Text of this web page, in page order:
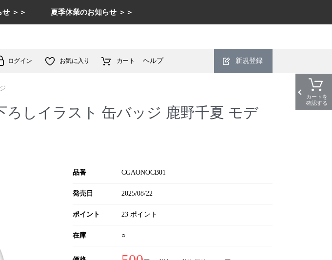
せ ＞＞ 夏季休業のお知らせ ＞＞
ログイン お気に入り カート ヘルプ 新規登録
ろしイラスト 缶バッジ 鹿野千夏 モデ
品番 CGAONOCB01
発売日 2025/08/22
ポイント 23 ポイント
在庫 ○
カートを
確認する